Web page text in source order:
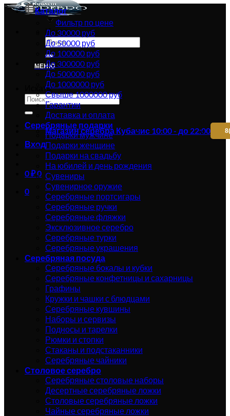
Искать:
МЕНЮ
Искать:
Магазин серебра Кубачис 10:00 - до 22:00
Вход
0₽0
0
Каталог
Фильтр по цене
До 30000 руб
До 50000 руб
До 100000 руб
До 300000 руб
До 500000 руб
До 1000000 руб
Свыше 1000000 руб
Гарантии
Доставка и оплата
Серебряные подарки
Подарки мужчине
Подарки женщине
Подарки на свадьбу
На юбилей и день рождения
Сувениры
Сувенирное оружие
Серебряные портсигары
Серебряные ручки
Серебряные фляжки
Эксклюзивное серебро
Серебряные турки
Серебряные украшения
Серебряная посуда
Серебряные бокалы и кубки
Серебряные конфетницы и сахарницы
Графины
Кружки и чашки с блюдцами
Серебряные кувшины
Наборы и сервизы
Подносы и тарелки
Рюмки и стопки
Стаканы и подстаканники
Серебряные чайники
Столовое серебро
Серебряные столовые наборы
Десертные серебряные ложки
Столовые серебряные ложки
Чайные серебряные ложки